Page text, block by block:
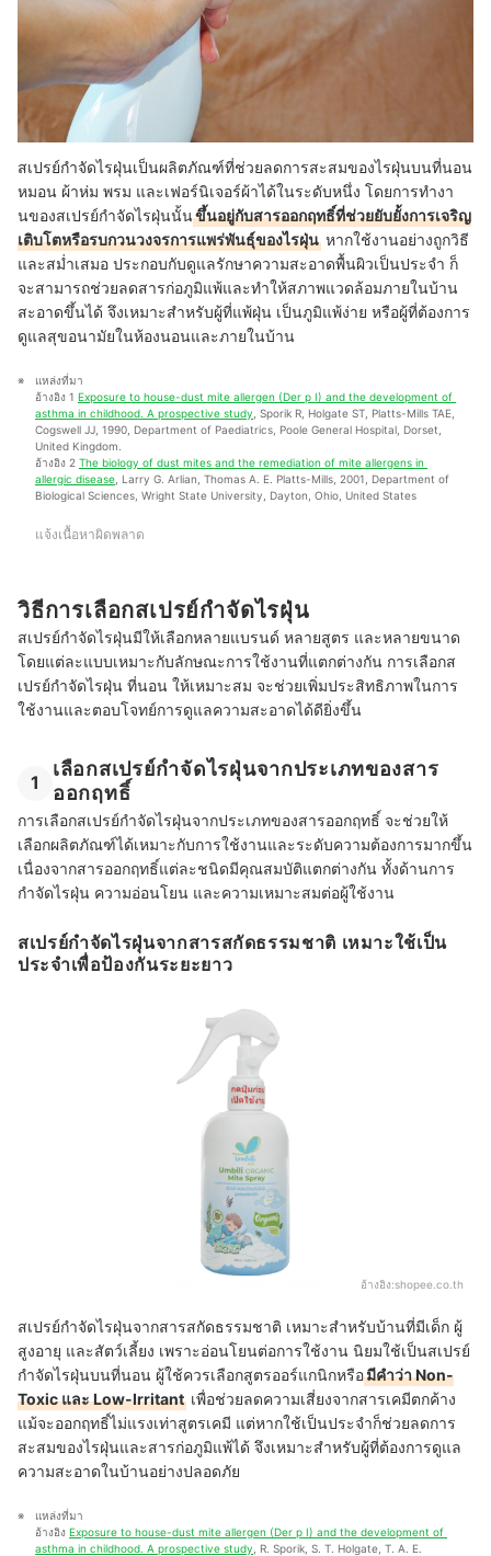
สเปรย์กำจัดไรฝุ่นเป็นผลิตภัณฑ์ที่ช่วยลดการสะสมของไรฝุ่นบนที่นอน
หมอน ผ้าห่ม พรม และเฟอร์นิเจอร์ผ้าได้ในระดับหนึ่ง โดยการทำงา
นของสเปรย์กำจัดไรฝุ่นนั้นขึ้นอยู่กับสารออกฤทธิ์ที่ช่วยยับยั้งการเจริญ
เติบโตหรือรบกวนวงจรการแพร่พันธุ์ของไรฝุ่น หากใช้งานอย่างถูกวิธี
และสม่ำเสมอ ประกอบกับดูแลรักษาความสะอาดพื้นผิวเป็นประจำ ก็
จะสามารถช่วยลดสารก่อภูมิแพ้และทำให้สภาพแวดล้อมภายในบ้าน
สะอาดขึ้นได้ จึงเหมาะสำหรับผู้ที่แพ้ฝุ่น เป็นภูมิแพ้ง่าย หรือผู้ที่ต้องการ
ดูแลสุขอนามัยในห้องนอนและภายในบ้าน
แหล่งที่มา
อ้างอิง 1 Exposure to house-dust mite allergen (Der p I) and the development of
asthma in childhood. A prospective study , Sporik R, Holgate ST, Platts-Mills TAE,
Cogswell JJ, 1990, Department of Paediatrics, Poole General Hospital, Dorset,
United Kingdom.
อ้างอิง 2 The biology of dust mites and the remediation of mite allergens in
allergic disease , Larry G. Arlian, Thomas A. E. Platts-Mills, 2001, Department of
Biological Sciences, Wright State University, Dayton, Ohio, United States
แจ้งเนื้อหาผิดพลาด
วิธีการเลือกสเปรย์กำจัดไรฝุ่น
สเปรย์กำจัดไรฝุ่นมีให้เลือกหลายแบรนด์ หลายสูตร และหลายขนาด
โดยแต่ละแบบเหมาะกับลักษณะการใช้งานที่แตกต่างกัน การเลือกส
เปรย์กําจัดไรฝุ่น ที่นอน ให้เหมาะสม จะช่วยเพิ่มประสิทธิภาพในการ
ใช้งานและตอบโจทย์การดูแลความสะอาดได้ดียิ่งขึ้น
1
เลือกสเปรย์กำจัดไรฝุ่นจากประเภทของสาร
ออกฤทธิ์
การเลือกสเปรย์กำจัดไรฝุ่นจากประเภทของสารออกฤทธิ์ จะช่วยให้
เลือกผลิตภัณฑ์ได้เหมาะกับการใช้งานและระดับความต้องการมากขึ้น
เนื่องจากสารออกฤทธิ์แต่ละชนิดมีคุณสมบัติแตกต่างกัน ทั้งด้านการ
กำจัดไรฝุ่น ความอ่อนโยน และความเหมาะสมต่อผู้ใช้งาน
สเปรย์กำจัดไรฝุ่นจากสารสกัดธรรมชาติ เหมาะใช้เป็น
ประจำเพื่อป้องกันระยะยาว
อ้างอิง:shopee.co.th
สเปรย์กำจัดไรฝุ่นจากสารสกัดธรรมชาติ เหมาะสำหรับบ้านที่มีเด็ก ผู้
สูงอายุ และสัตว์เลี้ยง เพราะอ่อนโยนต่อการใช้งาน นิยมใช้เป็นสเปรย์
กําจัดไรฝุ่นบนที่นอน ผู้ใช้ควรเลือกสูตรออร์แกนิกหรือมีคำว่า Non-
Toxic และ Low-Irritant เพื่อช่วยลดความเสี่ยงจากสารเคมีตกค้าง
แม้จะออกฤทธิ์ไม่แรงเท่าสูตรเคมี แต่หากใช้เป็นประจำก็ช่วยลดการ
สะสมของไรฝุ่นและสารก่อภูมิแพ้ได้ จึงเหมาะสำหรับผู้ที่ต้องการดูแล
ความสะอาดในบ้านอย่างปลอดภัย
แหล่งที่มา
อ้างอิง Exposure to house-dust mite allergen (Der p I) and the development of
asthma in childhood. A prospective study , R. Sporik, S. T. Holgate, T. A. E.